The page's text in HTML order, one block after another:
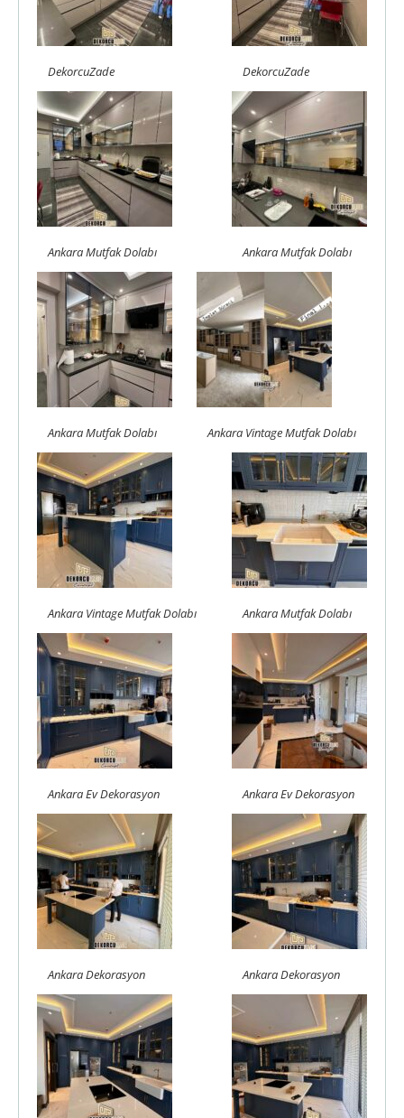
DekorcuZade DekorcuZade
Ankara Mutfak Dolabı Ankara Mutfak Dolabı
Ankara Mutfak Dolabı Ankara Vintage Mutfak Dolabı
Ankara Vintage Mutfak Dolabı Ankara Mutfak Dolabı
Ankara Ev Dekorasyon Ankara Ev Dekorasyon
Ankara Dekorasyon Ankara Dekorasyon